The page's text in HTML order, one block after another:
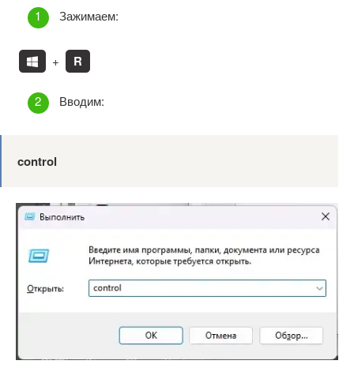
Зажимаем:
+ R
Вводим:
control